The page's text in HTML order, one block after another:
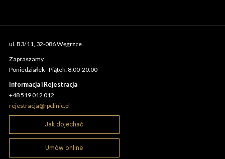
ul. B3/11, 32-086 Węgrzce
Zapraszamy
Poniedziałek - Piątek: 8:00-20:00
Informacja i Rejestracja
+48 519 012 012
rejestracja@rpclinic.pl
Jak dojechać
Umów online